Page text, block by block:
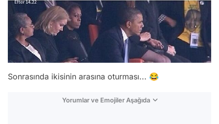
Sonrasında ikisinin arasına oturması... 😂
Yorumlar ve Emojiler Aşağıda